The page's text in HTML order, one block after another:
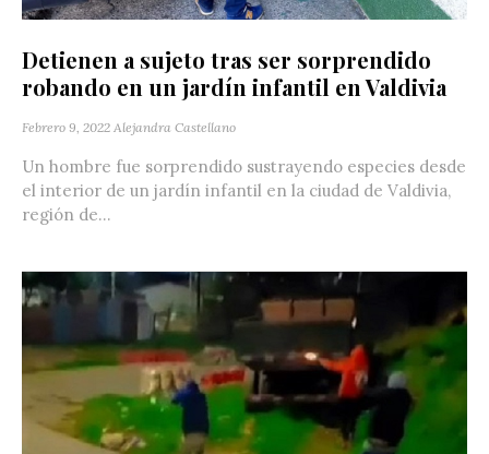
Detienen a sujeto tras ser sorprendido
robando en un jardín infantil en Valdivia
Febrero 9, 2022 Alejandra Castellano
Un hombre fue sorprendido sustrayendo especies desde
el interior de un jardín infantil en la ciudad de Valdivia,
región de...